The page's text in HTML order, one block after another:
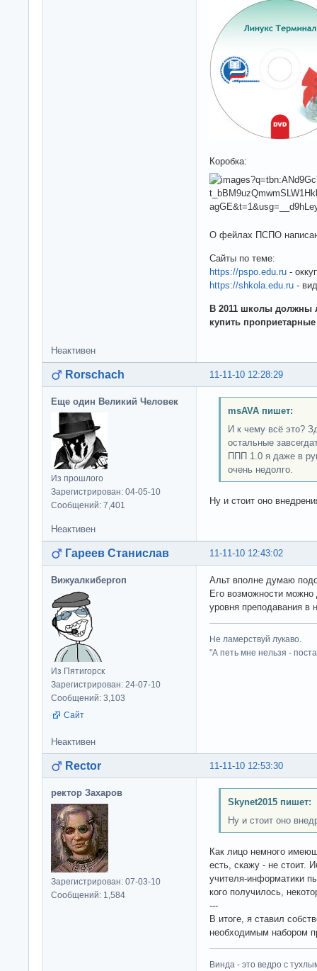
Коробка:
О фейлах ПСПО
Сайты по теме:
https://pspo.edu.ru -
https://shkola.edu.ru -
В 2011 школы должны
купить
Неактивен
11-11-10 12:28:29
Rorschach
Еще один Великий Человек
Из прошлого
Зарегистрирован: 04-05-10
Сообщений: 7,401
msAVA пишет:
И к чему всё это?
остальные
ППП 1.0 я даже в
очень недолго.
Ну и стоит оно
Неактивен
11-11-10 12:43:02
Гареев Станислав
Вижуалкибергоп
Из Пятигорск
Зарегистрирован: 24-07-10
Сообщений: 3,103
Сайт
Альт вполне думаю
Его возможности
уровня преподавания в
Не ламерствуй лукаво.
"А петь мне нельзя -
Неактивен
11-11-10 12:53:30
Rector
ректор Захаров
Зарегистрирован: 07-03-10
Сообщений: 1,584
Skynet2015 пишет:
Ну и стоит оно
Как лицо немного
есть, скажу - не стоит.
учителя-информатики
кого получилось,
---
В итоге, я ставил
необходимым набором
Винда - это ведро с